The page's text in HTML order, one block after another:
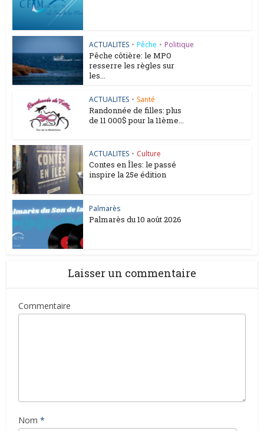
ACTUALITES • Pêche • Politique
Pêche côtière: le MPO
resserre les règles sur
les...
ACTUALITES • Santé
Randonnée de filles: plus
de 11 000$ pour la 11ème...
ACTUALITES • Culture
Contes en Îles: le passé
inspire la 25e édition
Palmarès
Palmarès du 10 août 2026
Laisser un commentaire
Commentaire
Nom *